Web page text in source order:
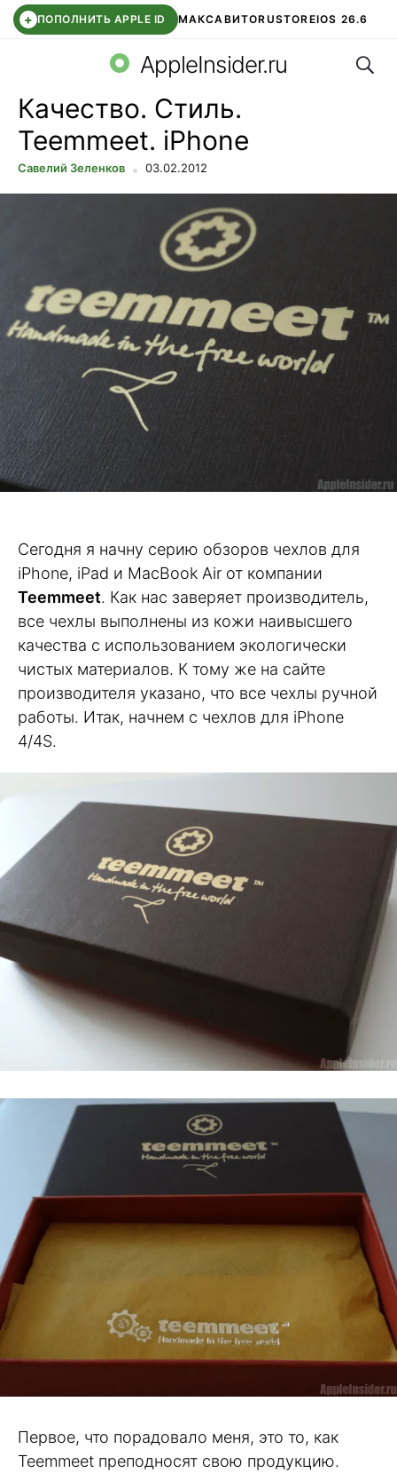
+ ПОПОЛНИТЬ APPLE ID МАКСАВИТОRUSTOREIOS 26.6
СБЕР КИДС ВТБ ОНЛАЙН ЧАТ В ROBLOX
AppleInsider.ru
Качество. Стиль.
Teemmeet. iPhone
Савелий Зеленков 03.02.2012
Сегодня я начну серию обзоров чехлов для
iPhone, iPad и MacBook Air от компании
Teemmeet. Как нас заверяет производитель,
все чехлы выполнены из кожи наивысшего
качества с использованием экологически
чистых материалов. К тому же на сайте
производителя указано, что все чехлы ручной
работы. Итак, начнем с чехлов для iPhone
4/4S.
Первое, что порадовало меня, это то, как
Teemmeet преподносят свою продукцию.